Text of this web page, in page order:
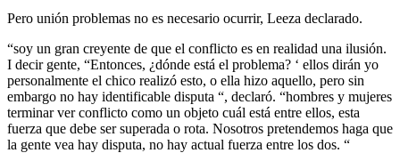
No
Comments
on
Leeza
Steindorf
enseña
Pero unión problemas no es necesario ocurrir, Leeza declarado.
“soy un gran creyente de que el conflicto es en realidad una ilusión.
I decir gente, “Entonces, ¿dónde está el problema? ‘ ellos dirán yo
personalmente el chico realizó esto, o ella hizo aquello, pero sin
embargo no hay identificable disputa “, declaró. “hombres y mujeres
terminar ver conflicto como un objeto cuál está entre ellos, esta
fuerza que debe ser superada o rota. Nosotros pretendemos haga que
la gente vea hay disputa, no hay actual fuerza entre los dos. “